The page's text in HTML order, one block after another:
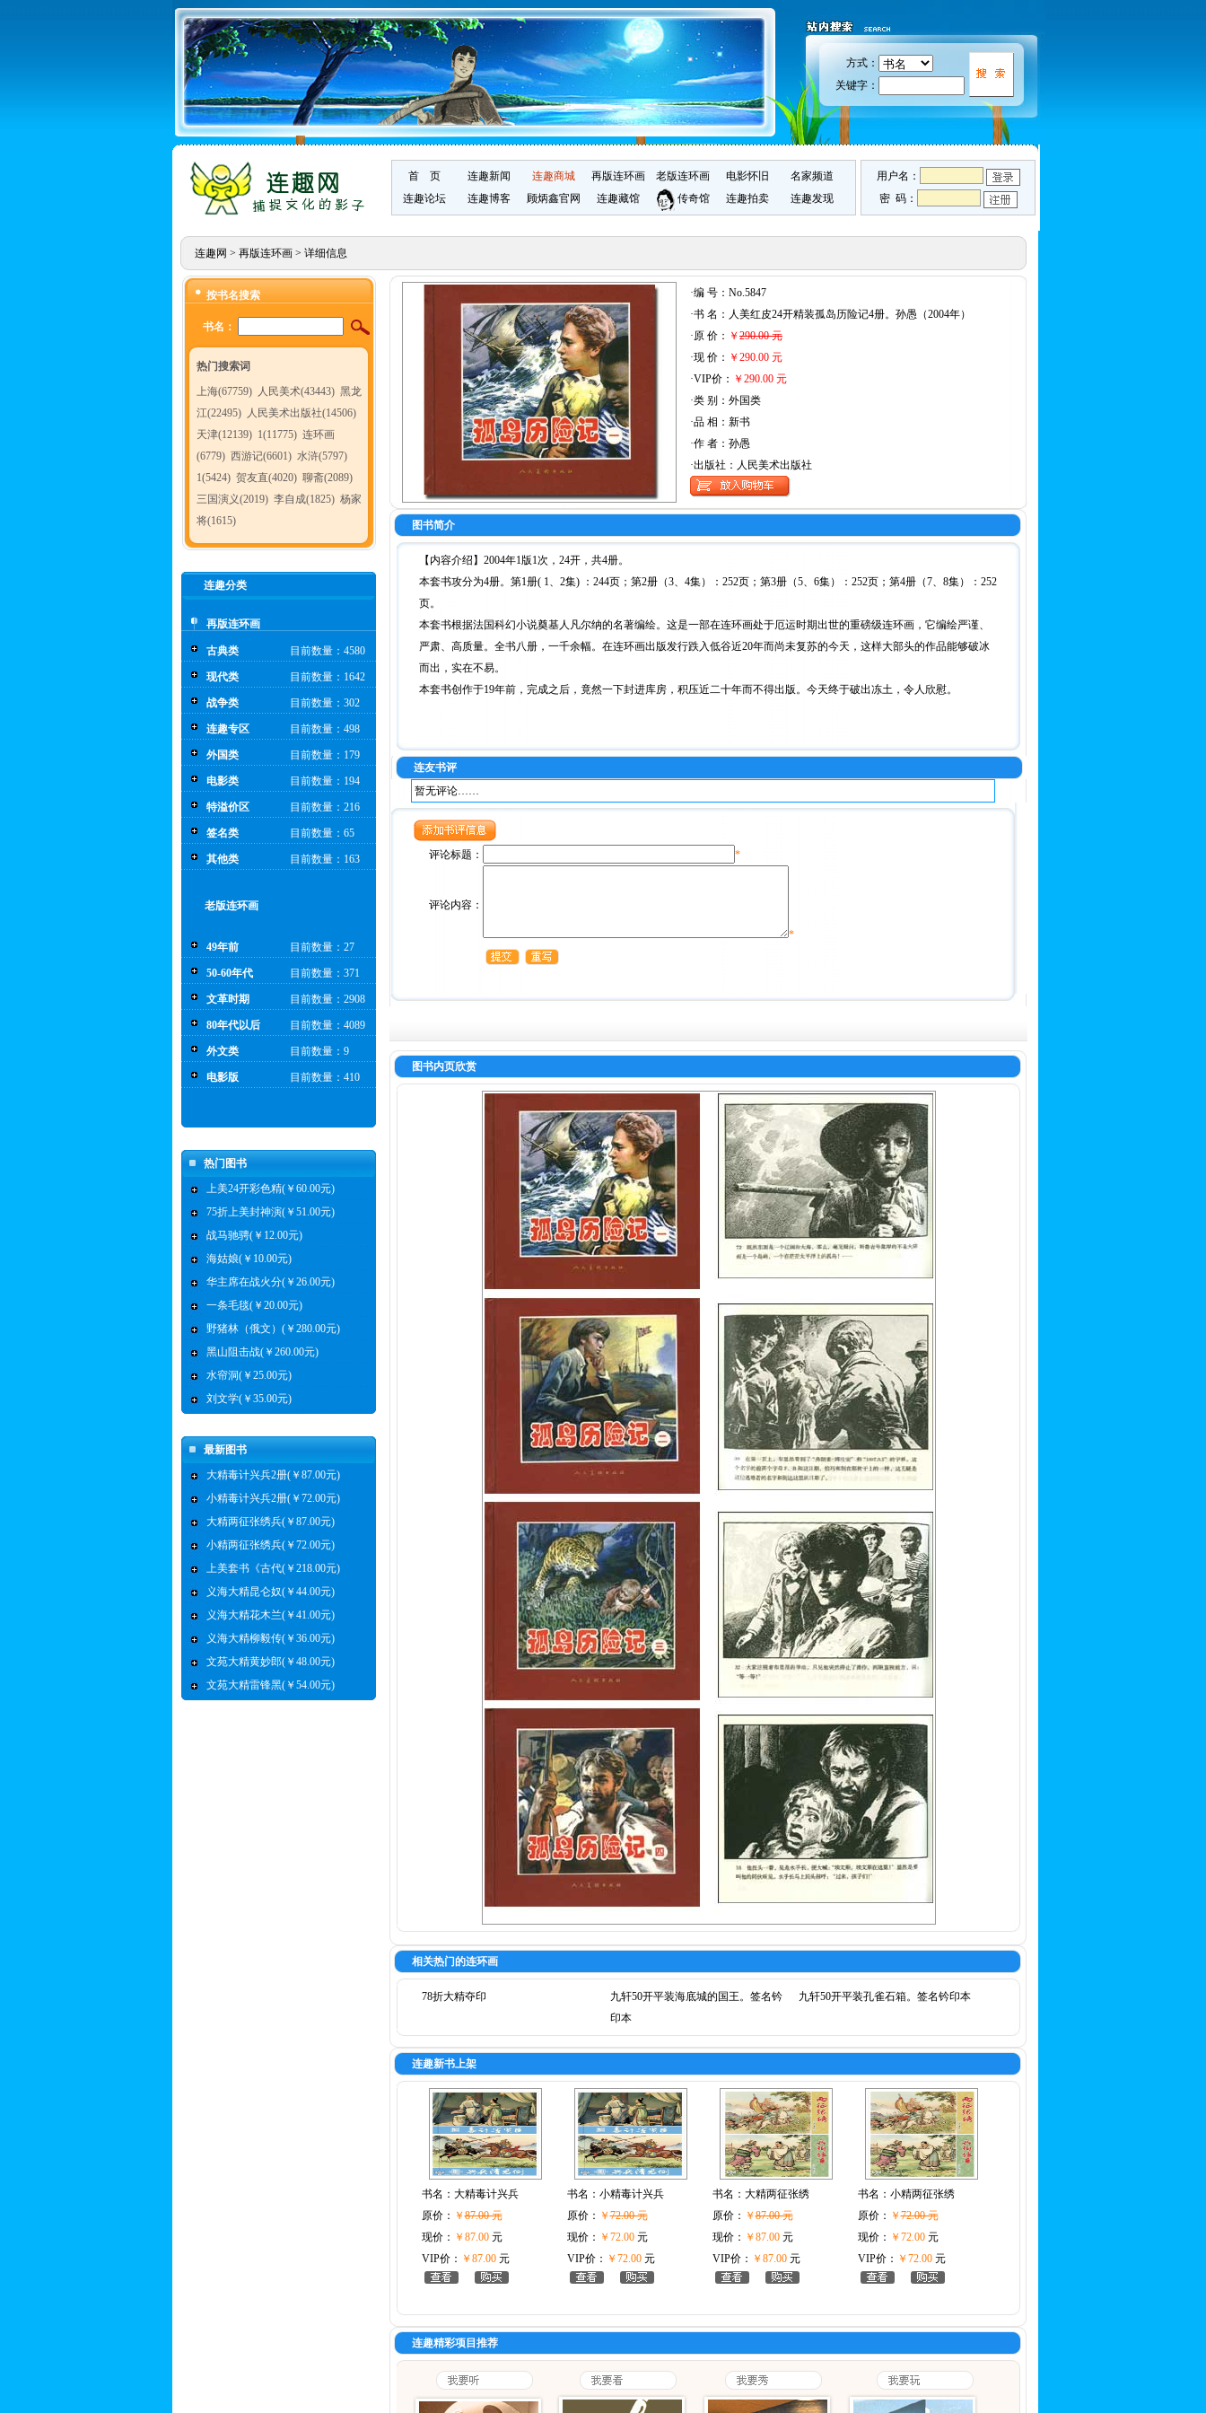
方式：
关键字：
首 页 连趣新闻 连趣商城 再版连环画 老版连环画 电影怀旧
名家频道
连趣论坛
连趣博客 顾炳鑫官网 连趣藏馆 传奇馆 连趣拍卖 连趣发现
用户名：
密 码：
连趣网 > 再版连环画> 详细信息
按书名搜索
书名：
热门搜索词
上海(67759) 人民美术(43443) 黑龙
江(22495) 人民美术出版社(14506)
天津(12139) 1(11775) 连环画
(6779) 西游记(6601) 水浒(5797)
1(5424) 贺友直(4020) 聊斋(2089)
三国演义(2019) 李自成(1825) 杨家
将(1615)
连趣分类
再版连环画
古典类 目前数量：4580
现代类 目前数量：1642
战争类 目前数量：302
连趣专区 目前数量：498
外国类 目前数量：179
电影类 目前数量：194
特溢价区 目前数量：216
签名类 目前数量：65
其他类 目前数量：163
老版连环画
49年前 目前数量：27
50-60年代 目前数量：371
文革时期 目前数量：2908
80年代以后 目前数量：4089
外文类 目前数量：9
电影版 目前数量：410
热门图书
上美24开彩色精(￥60.00元)
75折上美封神演(￥51.00元)
战马驰骋(￥12.00元)
海姑娘(￥10.00元)
华主席在战火分(￥26.00元)
一条毛毯(￥20.00元)
野猪林（俄文）(￥280.00元)
黑山阻击战(￥260.00元)
水帘洞(￥25.00元)
刘文学(￥35.00元)
最新图书
大精毒计兴兵2册(￥87.00元)
小精毒计兴兵2册(￥72.00元)
大精两征张绣兵(￥87.00元)
小精两征张绣兵(￥72.00元)
上美套书《古代(￥218.00元)
义海大精昆仑奴(￥44.00元)
义海大精花木兰(￥41.00元)
义海大精柳毅传(￥36.00元)
文苑大精黄妙郎(￥48.00元)
文苑大精雷锋黑(￥54.00元)
·编 号：No.5847
·书 名：人美红皮24开精装孤岛历险记4册。孙愚（2004年）
·原 价： ￥ 290.00 元
·现 价： ￥290.00 元
·VIP价： ￥290.00 元
·类 别：外国类
·品 相：新书
·作 者：孙愚
·出版社：人民美术出版社
图书简介
【内容介绍】2004年1版1次，24开，共4册。
本套书攻分为4册。第1册( 1、2集) ：244页；第2册（3、4集）：252页；第3册（5、6集）：252页；第4册（7、8集）：252
页。
本套书根据法国科幻小说奠基人凡尔纳的名著编绘。这是一部在连环画处于厄运时期出世的重磅级连环画，它编绘严谨、
严肃、高质量。全书八册，一千余幅。在连环画出版发行跌入低谷近20年而尚未复苏的今天，这样大部头的作品能够破冰
而出，实在不易。
本套书创作于19年前，完成之后，竟然一下封进库房，积压近二十年而不得出版。今天终于破出冻土，令人欣慰。
连友书评
暂无评论……
评论标题： *
评论内容：
*
图书内页欣赏
相关热门的连环画
78折大精夺印
九轩50开平装海底城的国王。签名钤
印本
九轩50开平装孔雀石箱。签名钤印本
连趣新书上架
书名： 大精毒计兴兵
原价： ￥87.00 元
现价： ￥87.00元
VIP价： ￥87.00元
书名： 小精毒计兴兵
原价： ￥72.00 元
现价： ￥72.00元
VIP价： ￥72.00元
书名： 大精两征张绣
原价： ￥87.00 元
现价： ￥87.00元
VIP价： ￥87.00元
书名： 小精两征张绣
原价： ￥72.00 元
现价： ￥72.00元
VIP价： ￥72.00元
连趣精彩项目推荐